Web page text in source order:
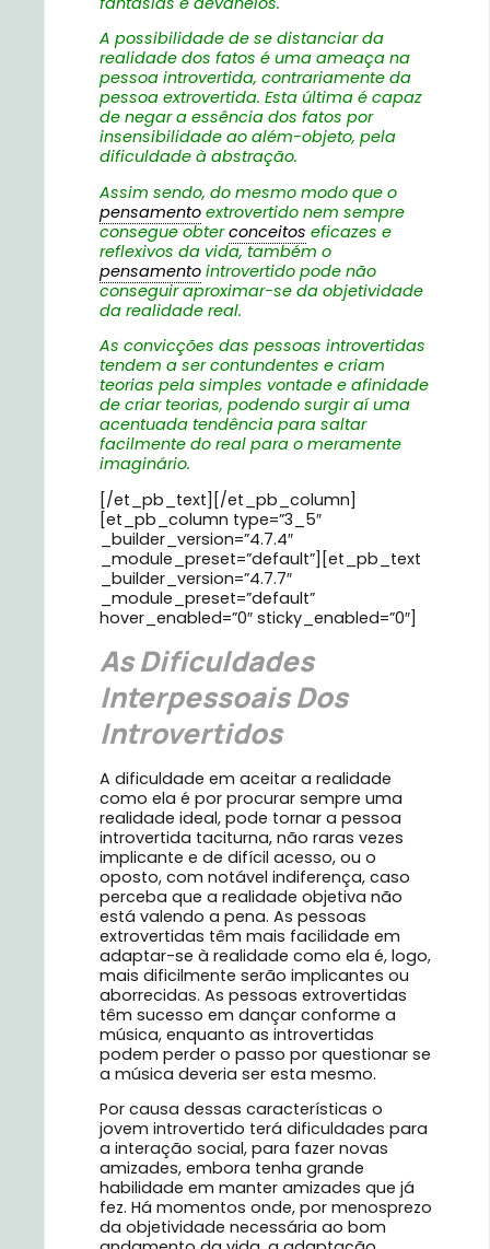
A possibilidade de se distanciar da
realidade dos fatos é uma ameaça na
pessoa introvertida, contrariamente da
pessoa extrovertida. Esta última é capaz
de negar a essência dos fatos por
insensibilidade ao além-objeto, pela
dificuldade à abstração.
Assim sendo, do mesmo modo que o
pensamento extrovertido nem sempre
consegue obterconceitos eficazes e
reflexivos da vida, também o
pensamento introvertido pode não
conseguir aproximar-se da objetividade
da realidade real.
As convicções das pessoas introvertidas
tendem a ser contundentes e criam
teorias pela simples vontade e afinidade
de criar teorias, podendo surgir aí uma
acentuada tendência para saltar
facilmente do real para o meramente
imaginário.
[/et_pb_text][/et_pb_column]
[et_pb_column type=”3_5″
_builder_version=”4.7.4″
_module_preset=”default”][et_pb_text
_builder_version=”4.7.7″
_module_preset=”default”
hover_enabled=”0″ sticky_enabled=”0″]
As Dificuldades
Interpessoais Dos
Introvertidos
A dificuldade em aceitar a realidade
como ela é por procurar sempre uma
realidade ideal, pode tornar a pessoa
introvertida taciturna, não raras vezes
implicante e de difícil acesso, ou o
oposto, com notável indiferença, caso
perceba que a realidade objetiva não
está valendo a pena. As pessoas
extrovertidas têm mais facilidade em
adaptar-se à realidade como ela é, logo,
mais dificilmente serão implicantes ou
aborrecidas. As pessoas extrovertidas
têm sucesso em dançar conforme a
música, enquanto as introvertidas
podem perder o passo por questionar se
a música deveria ser esta mesmo.
Por causa dessas características o
jovem introvertido terá dificuldades para
a interação social, para fazer novas
amizades, embora tenha grande
habilidade em manter amizades que já
fez. Há momentos onde, por menosprezo
da objetividade necessária ao bom